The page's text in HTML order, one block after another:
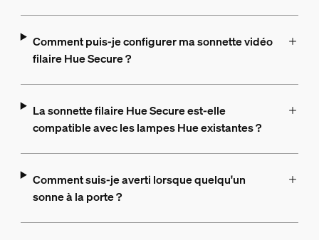
Comment puis-je configurer ma sonnette vidéo
filaire Hue Secure ?
La sonnette filaire Hue Secure est-elle
compatible avec les lampes Hue existantes ?
Comment suis-je averti lorsque quelqu'un
sonne à la porte ?